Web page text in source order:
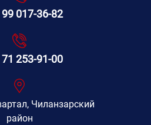
017-36-82
253-91-00
Чиланзарский
район